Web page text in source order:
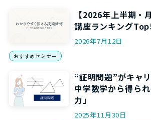
【2026年上半期・
講座ランキング
2026年7月12日
おすすめセミナー
“証明問題”がキャ
中学数学から得ら
力」
2025年11月30日